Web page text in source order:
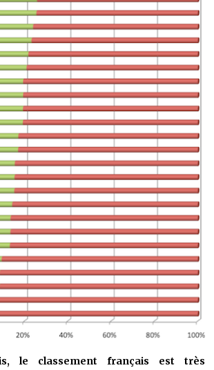
le classement français est très